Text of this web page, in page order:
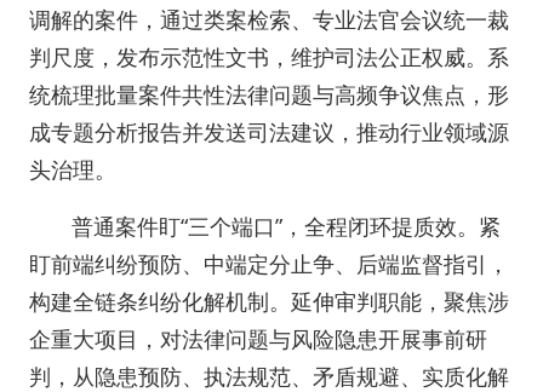
调解的案件，通过类案检索、专业法官会议统一裁
判尺度，发布示范性文书，维护司法公正权威。系
统梳理批量案件共性法律问题与高频争议焦点，形
成专题分析报告并发送司法建议，推动行业领域源
头治理。
普通案件盯“三个端口”，全程闭环提质效。紧
盯前端纠纷预防、中端定分止争、后端监督指引，
构建全链条纠纷化解机制。延伸审判职能，聚焦涉
企重大项目，对法律问题与风险隐患开展事前研
判，从隐患预防、执法规范、矛盾规避、实质化解